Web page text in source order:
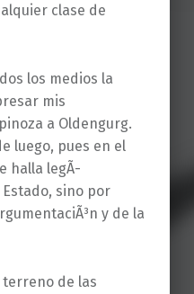
clase de
los medios la
mis
a Oldengurg.
luego, pues en el
halla legÃ­
sino por
y de la
terreno de las